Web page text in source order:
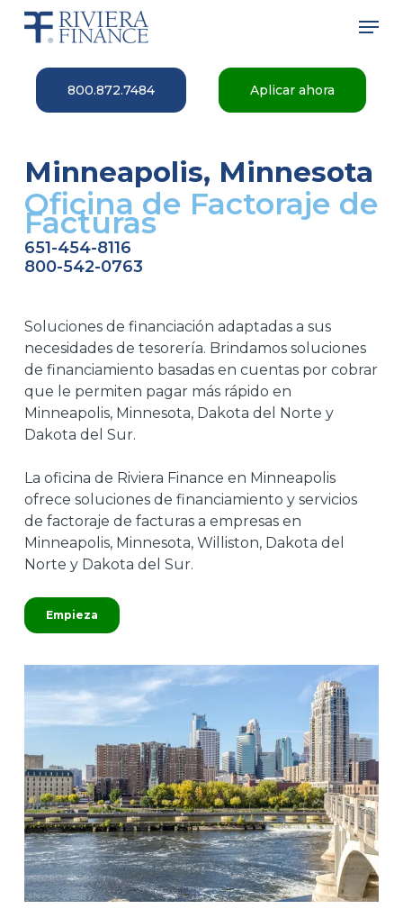
Skip
content
800.872.7484 Aplicar ahora
Minneapolis, Minnesota
Oficina de Factoraje de
Facturas
651-454-8116
800-542-0763
Soluciones de financiación adaptadas a sus
necesidades de tesorería. Brindamos soluciones
de financiamiento basadas en cuentas por cobrar
que le permiten pagar más rápido en
Minneapolis, Minnesota, Dakota del Norte y
Dakota del Sur.
La oficina de Riviera Finance en Minneapolis
ofrece soluciones de financiamiento y servicios
de factoraje de facturas a empresas en
Minneapolis, Minnesota, Williston, Dakota del
Norte y Dakota del Sur.
Empieza
Menu